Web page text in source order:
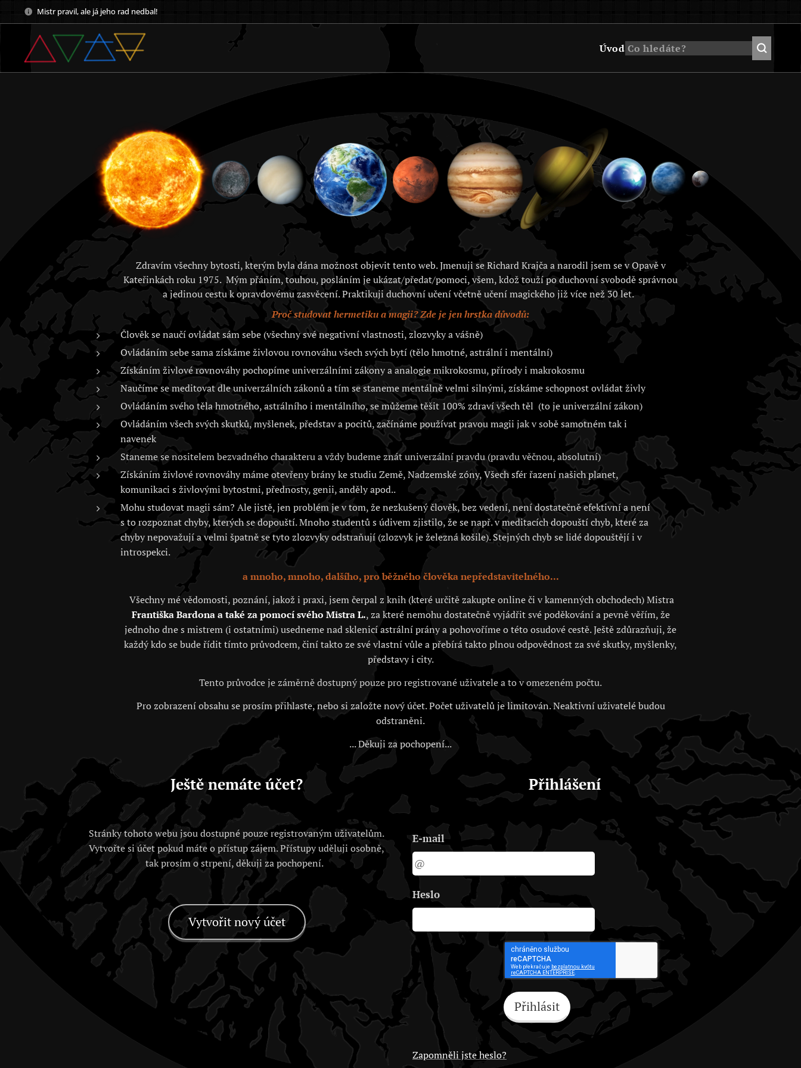
Mistr pravil, ale já jeho rad nedbal!
Úvod
Zdravím všechny bytosti, kterým byla dána možnost objevit tento web. Jmenuji se Richard Krajča a narodil jsem se v Opavě v
Kateřinkách roku 1975. Mým přáním, touhou, posláním je ukázat/předat/pomoci, všem, kdož touží po duchovní svobodě správnou
a jedinou cestu k opravdovému zasvěcení. Praktikuji duchovní učení včetně učení magického již více než 30 let.
Proč studovat hermetiku a magii? Zde je jen hrstka důvodů:
Člověk se naučí ovládat sám sebe (všechny své negativní vlastnosti, zlozvyky a vášně)
Ovládáním sebe sama získáme živlovou rovnováhu všech svých bytí (tělo hmotné, astrální i mentální)
Získáním živlové rovnováhy pochopíme univerzálními zákony a analogie mikrokosmu, přírody i makrokosmu
Naučíme se meditovat dle univerzálních zákonů a tím se staneme mentálně velmi silnými, získáme schopnost ovládat živly
Ovládáním svého těla hmotného, astrálního i mentálního, se můžeme těšit 100% zdraví všech těl (to je univerzální zákon)
Ovládáním všech svých skutků, myšlenek, představ a pocitů, začínáme používat pravou magii jak v sobě samotném tak i
navenek
Staneme se nositelem bezvadného charakteru a vždy budeme znát univerzální pravdu (pravdu věčnou, absolutní)
Získáním živlové rovnováhy máme otevřeny brány ke studiu Země, Nadzemské zóny, Všech sfér řazení našich planet,
komunikaci s živlovými bytostmi, přednosty, genii, anděly apod..
Mohu studovat magii sám? Ale jistě, jen problém je v tom, že nezkušený člověk, bez vedení, není dostatečně efektivní a není
s to rozpoznat chyby, kterých se dopouští. Mnoho studentů s údivem zjistilo, že se např. v meditacích dopouští chyb, které za
chyby nepovažují a velmi špatně se tyto zlozvyky odstraňují (zlozvyk je železná košile). Stejných chyb se lidé dopouštějí i v
introspekci.
a mnoho, mnoho, dalšího, pro běžného člověka nepředstavitelného...
Všechny mé vědomosti, poznání, jakož i praxi, jsem čerpal z knih (které určitě zakupte online či v kamenných obchodech) Mistra
Františka Bardona a také za pomocí svého Mistra L., za které nemohu dostatečně vyjádřit své poděkování a pevně věřím, že
jednoho dne s mistrem (i ostatními) usedneme nad sklenicí astrální prány a pohovoříme o této osudové cestě. Ještě zdůrazňuji, že
každý kdo se bude řídit tímto průvodcem, činí takto ze své vlastní vůle a přebírá takto plnou odpovědnost za své skutky, myšlenky,
představy i city.
Tento průvodce je záměrně dostupný pouze pro registrované uživatele a to v omezeném počtu.
Pro zobrazení obsahu se prosím přihlaste, nebo si založte nový účet. Počet uživatelů je limitován. Neaktivní uživatelé budou
odstraněni.
... Děkuji za pochopení...
Ještě nemáte účet?
Stránky tohoto webu jsou dostupné pouze registrovaným uživatelům.
Vytvořte si účet pokud máte o přístup zájem. Přístupy uděluji osobně,
tak prosím o strpení, děkuji za pochopení.
Vytvořit nový účet
Přihlášení
E-mail
Heslo
Přihlásit
Zapomněli jste heslo?